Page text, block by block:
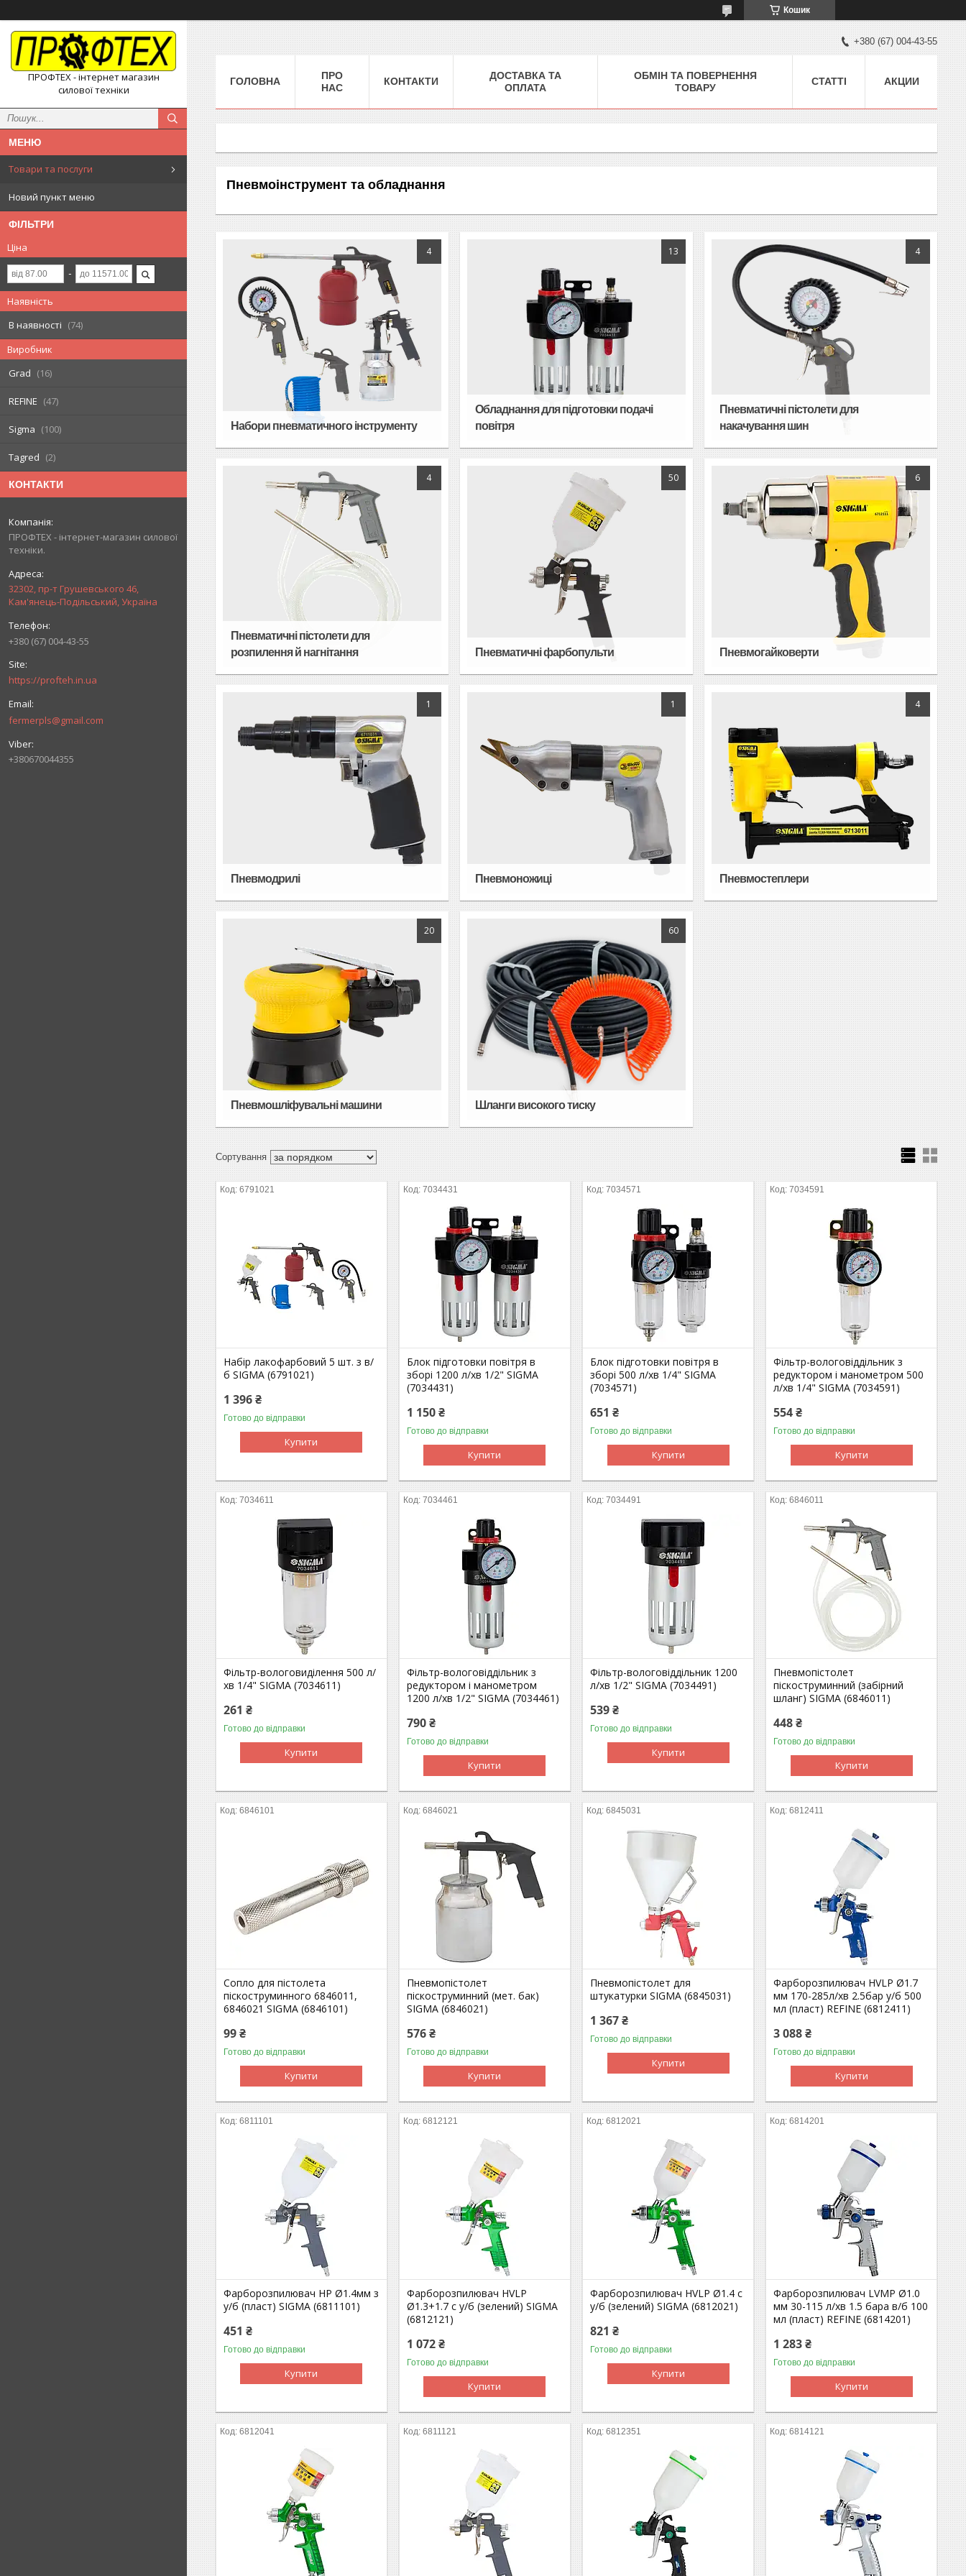
Кошик
ПРОФТЕХ - інтернет магазин
силової техніки
Товари та послуги
Новий пункт меню
ФІЛЬТРИ
Ціна
Наявність
В наявності
74
Виробник
Grad
16
REFINE 47
Sigma 100
Tagred 2
КОНТАКТИ
ПРОФТЕХ - інтернет-магазин силової
техніки.
32302, пр-т Грушевського 46,
Кам'янець-Подільський, Україна
+380 (67) 004-43-55
https://profteh.in.ua
fermerpls@gmail.com
+380670044355
+380 (67) 004-43-55
ГОЛОВНА
ПРО
НАС
КОНТАКТИ
ДОСТАВКА ТА
ОПЛАТА
ОБМІН ТА ПОВЕРНЕННЯ
ТОВАРУ
СТАТТІ АКЦИИ
Пневмоінструмент та обладнання
4
Набори пневматичного інструменту
13
Обладнання для підготовки подачі
повітря
4
Пневматичні пістолети для
накачування шин
4
Пневматичні пістолети для
розпилення й нагнітання
50
Пневматичні фарбопульти
6
Пневмогайковерти
1
Пневмодрилі
1
Пневмоножиці
4
Пневмостеплери
20
Пневмошліфувальні машини
60
Шланги високого тиску
6791021
Набір лакофарбовий 5 шт. з в/
б SIGMA (6791021)
1 396 ₴
Готово до відправки
Купити
7034431
Блок підготовки повітря в
зборі 1200 л/хв 1/2" SIGMA
(7034431)
1 150 ₴
Готово до відправки
Купити
7034571
Блок підготовки повітря в
зборі 500 л/хв 1/4" SIGMA
(7034571)
651 ₴
Готово до відправки
Купити
7034591
Фільтр-вологовіддільник з
редуктором і манометром 500
л/хв 1/4" SIGMA (7034591)
554 ₴
Готово до відправки
Купити
7034611
Фільтр-вологовиділення 500 л/
хв 1/4" SIGMA (7034611)
261 ₴
Готово до відправки
Купити
7034461
Фільтр-вологовіддільник з
редуктором і манометром
1200 л/хв 1/2" SIGMA (7034461)
790 ₴
Готово до відправки
Купити
7034491
Фільтр-вологовіддільник 1200
л/хв 1/2" SIGMA (7034491)
539 ₴
Готово до відправки
Купити
6846011
Пневмопістолет
піскоструминний (забірний
шланг) SIGMA (6846011)
448 ₴
Готово до відправки
Купити
6846101
Сопло для пістолета
піскоструминного 6846011,
6846021 SIGMA (6846101)
99 ₴
Готово до відправки
Купити
6846021
Пневмопістолет
піскоструминний (мет. бак)
SIGMA (6846021)
576 ₴
Готово до відправки
Купити
6845031
Пневмопістолет для
штукатурки SIGMA (6845031)
1 367 ₴
Готово до відправки
Купити
6812411
Фарборозпилювач HVLP Ø1.7
мм 170-285л/хв 2.5бар у/б 500
мл (пласт) REFINE (6812411)
3 088 ₴
Готово до відправки
Купити
6811101
Фарборозпилювач HP Ø1.4мм з
у/б (пласт) SIGMA (6811101)
451 ₴
Готово до відправки
Купити
6812121
Фарборозпилювач HVLP
Ø1.3+1.7 с у/б (зелений) SIGMA
(6812121)
1 072 ₴
Готово до відправки
Купити
6812021
Фарборозпилювач HVLP Ø1.4 с
у/б (зелений) SIGMA (6812021)
821 ₴
Готово до відправки
Купити
6814201
Фарборозпилювач LVMP Ø1.0
мм 30-115 л/хв 1.5 бара в/б 100
мл (пласт) REFINE (6814201)
1 283 ₴
Готово до відправки
Купити
6812041 6811121 6812351 6814121